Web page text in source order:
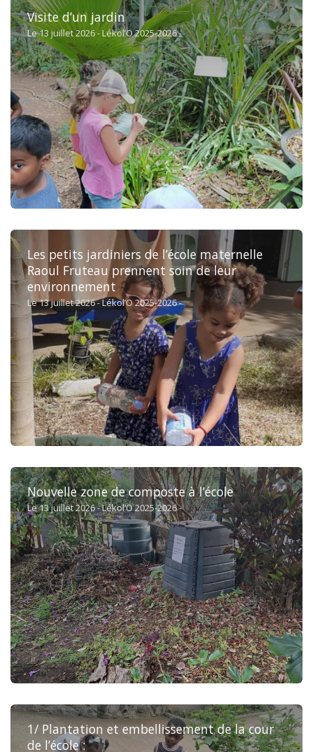
Visite d’un jardin
Le 13 juillet 2026 - Lékol’O 2025-2026 -
Les petits jardiniers de l’école maternelle
Raoul Fruteau prennent soin de leur
environnement
Le 13 juillet 2026 - Lékol’O 2025-2026 -
Nouvelle zone de composte à l’école
Le 13 juillet 2026 - Lékol’O 2025-2026 -
1/ Plantation et embellissement de la cour
de l’école :